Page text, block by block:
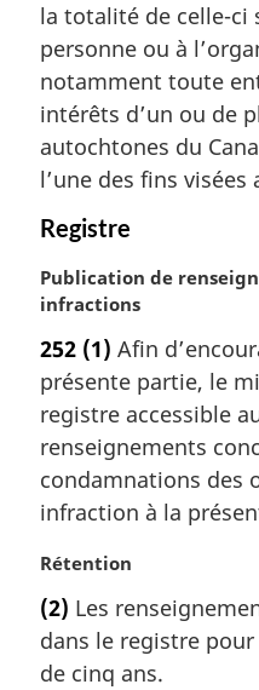
g
i
n
a
e
:
la totalité de celle-ci
personne ou à
notamment toute
intérêts d’un ou de
autochtones du
l’une des fins visées
Registre
N
o
e
m
a
r
i
n
l
e
:
Publication de
infractions
252 (1) Afin
présente partie, le
registre accessible
renseignements
condamnations des
infraction à la
N
t
e
m
Rétention
(2) Les
dans le registre
de cinq ans.